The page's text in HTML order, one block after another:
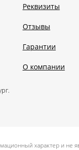
Реквизиты
Отзывы
Гарантии
О компании
характер и не